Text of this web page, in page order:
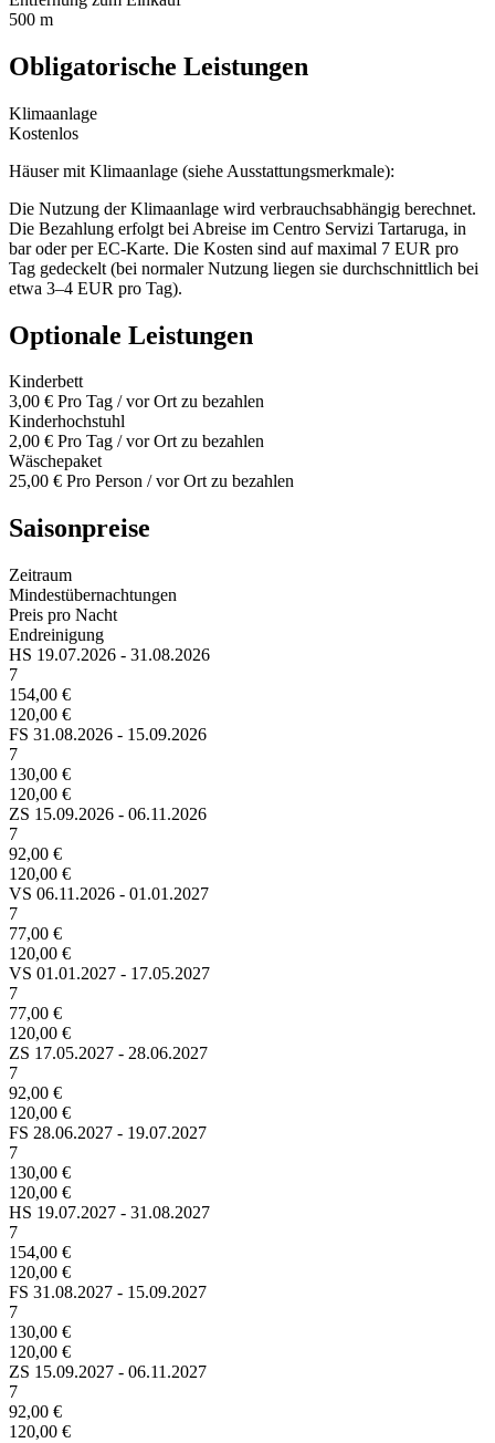
500 m
Obligatorische Leistungen
Klimaanlage
Kostenlos
Häuser mit Klimaanlage (siehe Ausstattungsmerkmale):
Die Nutzung der Klimaanlage wird verbrauchsabhängig berechnet.
Die Bezahlung erfolgt bei Abreise im Centro Servizi Tartaruga, in
bar oder per EC-Karte. Die Kosten sind auf maximal 7 EUR pro
Tag gedeckelt (bei normaler Nutzung liegen sie durchschnittlich bei
etwa 3–4 EUR pro Tag).
Optionale Leistungen
Kinderbett
3,00 € Pro Tag / vor Ort zu bezahlen
Kinderhochstuhl
2,00 € Pro Tag / vor Ort zu bezahlen
Wäschepaket
25,00 € Pro Person / vor Ort zu bezahlen
Saisonpreise
Zeitraum
Mindestübernachtungen
Preis pro Nacht
Endreinigung
HS 19.07.2026 - 31.08.2026
7
154,00 €
120,00 €
FS 31.08.2026 - 15.09.2026
7
130,00 €
120,00 €
ZS 15.09.2026 - 06.11.2026
7
92,00 €
120,00 €
VS 06.11.2026 - 01.01.2027
7
77,00 €
120,00 €
VS 01.01.2027 - 17.05.2027
7
77,00 €
120,00 €
ZS 17.05.2027 - 28.06.2027
7
92,00 €
120,00 €
FS 28.06.2027 - 19.07.2027
7
130,00 €
120,00 €
HS 19.07.2027 - 31.08.2027
7
154,00 €
120,00 €
FS 31.08.2027 - 15.09.2027
7
130,00 €
120,00 €
ZS 15.09.2027 - 06.11.2027
7
92,00 €
120,00 €